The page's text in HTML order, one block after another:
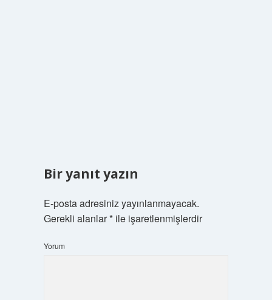
Bir yanıt yazın
E-posta adresiniz yayınlanmayacak.
Gerekli alanlar*ile işaretlenmişlerdir
Yorum